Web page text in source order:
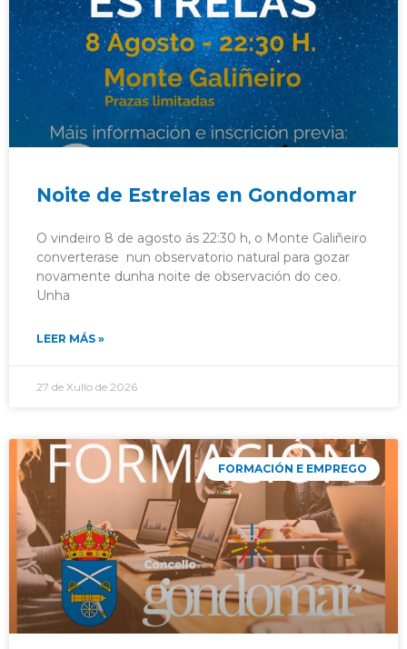
Noite de Estrelas en Gondomar
O vindeiro 8 de agosto ás 22:30 h, o Monte Galiñeiro
converterase nun observatorio natural para gozar
novamente dunha noite de observación do ceo.
Unha
LEER MÁS »
27 de Xullo de 2026
FORMACIÓN E EMPREGO